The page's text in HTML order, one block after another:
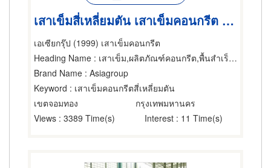
เสาเข็มสี่เหลี่ยมตัน เสาเข็มคอนกรีต เสาเข็ม-การตอก
เอเซียกรุ๊ป (1999) เสาเข็มคอนกรีต
Heading Name : เสาเข็ม,ผลิตภัณฑ์คอนกรีต,พื้นสำเร็จรูป (คอนกรีตเสริมเหล็กและอัดแรง)
Brand Name : Asiagroup
Keyword : เสาเข็มคอนกรีตสี่เหลี่ยมตัน
เขตจอมทอง
กรุงเทพมหานคร
Views : 3389 Time(s) Interest : 11 Time(s)